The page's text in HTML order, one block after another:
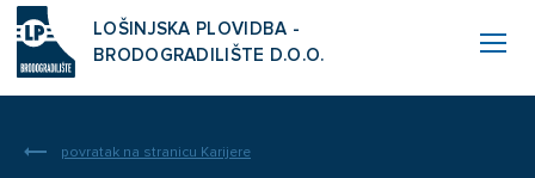
LOŠINJSKA PLOVIDBA -
BRODOGRADILIŠTE D.O.O.
povratak na stranicu Karijere